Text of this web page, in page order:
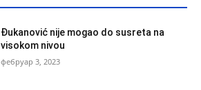
Đukanović nije mogao do susreta na
visokom nivou
фебруар 3, 2023